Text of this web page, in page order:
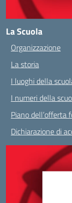
La Scuola
Organizzazione
La storia
I luoghi della
I numeri della
Piano dell’offerta
Dichiarazione di